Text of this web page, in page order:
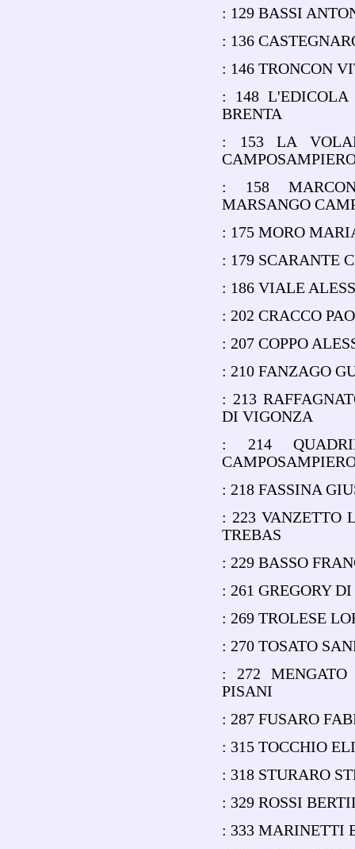
: 129 BASSI
: 136
: 146 TRONCON
: 148
BRENTA
: 153 LA
: 158
MARSANGO
: 175 MORO
: 179 SCARANTE
: 186 VIALE
: 202 CRACCO
: 207 COPPO
: 210 FANZAGO
: 213
DI VIGONZA
: 214
: 218 FASSINA
: 223 VANZETTO
TREBAS
: 229 BASSO
: 261 GREGORY
: 269 TROLESE
: 270 TOSATO
: 272
PISANI
: 287 FUSARO
: 315 TOCCHIO
: 318 STURARO
: 329 ROSSI
: 333 MARINETTI